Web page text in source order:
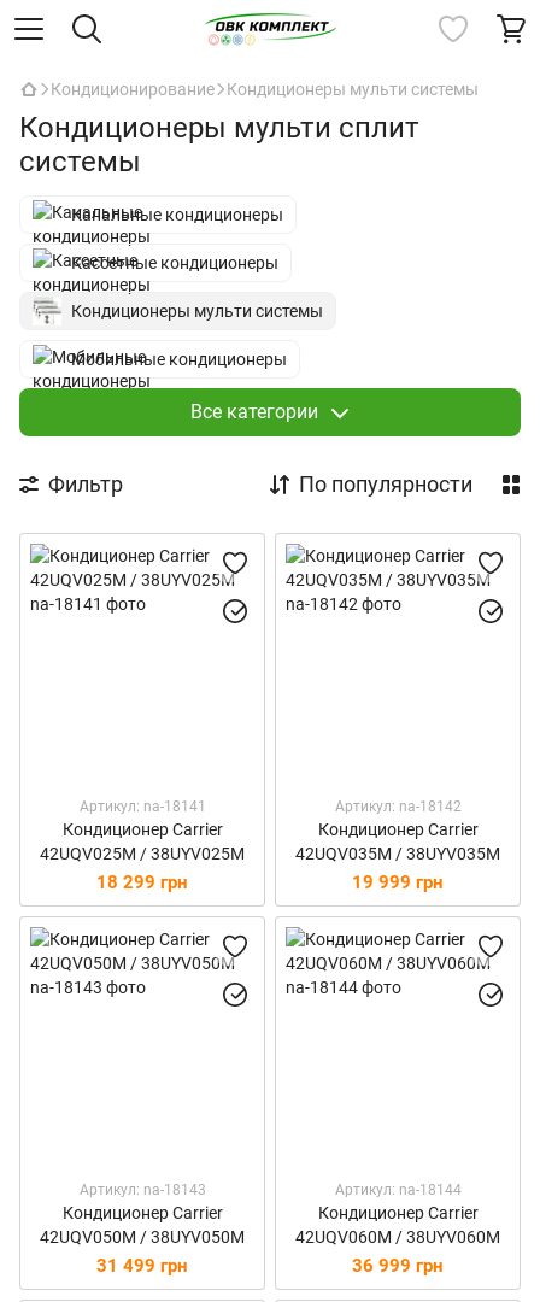
Кондиционирование Кондиционеры мульти системы
Кондиционеры мульти сплит
системы
Канальные кондиционеры
Кассетные кондиционеры
Кондиционеры мульти системы
Мобильные кондиционеры
Настенные кондиционеры
Все категории
Фильтр По популярности
Артикул: na-18141
Кондиционер Carrier
42UQV025M / 38UYV025M
18 299 грн
Артикул: na-18142
Кондиционер Carrier
42UQV035M / 38UYV035M
19 999 грн
Артикул: na-18143
Кондиционер Carrier
42UQV050M / 38UYV050M
31 499 грн
Артикул: na-18144
Кондиционер Carrier
42UQV060M / 38UYV060M
36 999 грн